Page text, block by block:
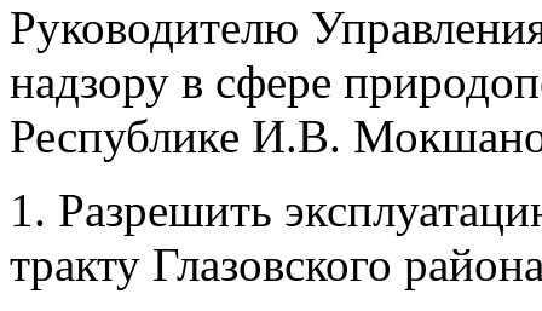
Руководителю
надзору в сфере
Республике И.В.
1. Разрешить
тракту Глазовского